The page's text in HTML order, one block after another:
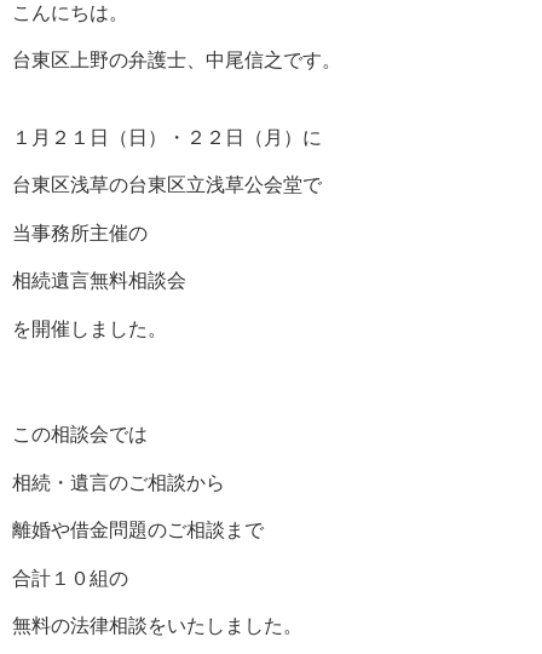
こんにちは。
台東区上野の弁護士、中尾信之です。
１月２１日（日）・２２日（月）に
台東区浅草の台東区立浅草公会堂で
当事務所主催の
相続遺言無料相談会
を開催しました。
この相談会では
相続・遺言のご相談から
離婚や借金問題のご相談まで
合計１０組の
無料の法律相談をいたしました。